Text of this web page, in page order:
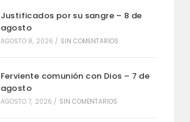
Justificados por su sangre – 8 de
agosto
AGOSTO 8, 2026 / SIN COMENTARIOS
Ferviente comunión con Dios – 7 de
agosto
AGOSTO 7, 2026 / SIN COMENTARIOS